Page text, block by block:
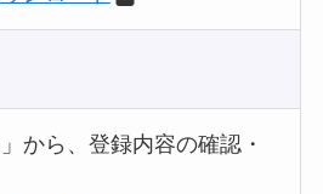
から、登録内容の確認・